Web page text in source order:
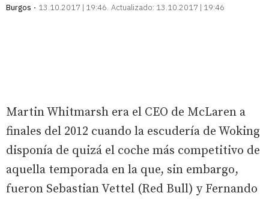
Burgos
13.10.2017 | 19:46 Actualizado: 13.10.2017 | 19:46
Martin Whitmarsh era el CEO de McLaren a
finales del 2012 cuando la escudería de Woking
disponía de quizá el coche más competitivo de
aquella temporada en la que, sin embargo,
fueron Sebastian Vettel (Red Bull) y Fernando